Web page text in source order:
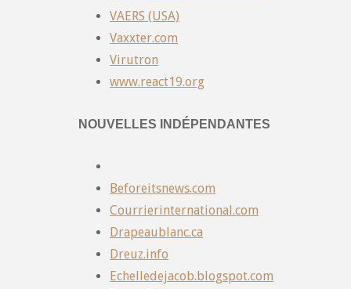
VAERS (USA)
Vaxxter.com
Virutron
www.react19.org
NOUVELLES INDÉPENDANTES
Beforeitsnews.com
Courrierinternational.com
Drapeaublanc.ca
Dreuz.info
Echelledejacob.blogspot.com